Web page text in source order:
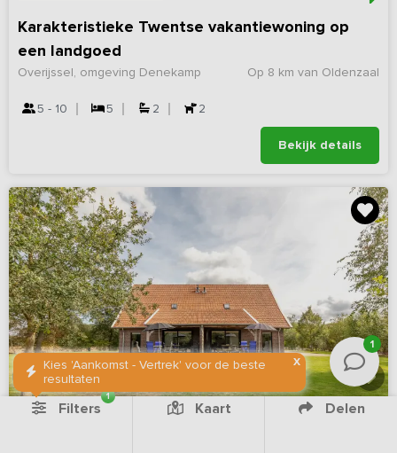
Karakteristieke Twentse vakantiewoning op
een landgoed
Op 8 km van Oldenzaal
Overijssel, omgeving Denekamp
5 - 10 5 2 2
Bekijk details
X
Kies 'Aankomst - Vertrek' voor de beste
resultaten
1
Filters
1
Kaart Delen